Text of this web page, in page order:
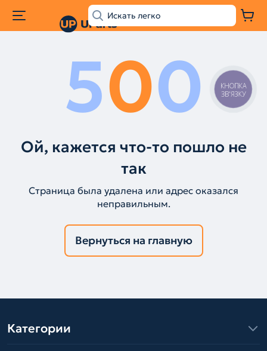
500
Ой, кажется что-то пошло не
так
Страница была удалена или адрес оказался
неправильным.
Вернуться на главную
Категории
КНОПКА
ЗВ'ЯЗКУ